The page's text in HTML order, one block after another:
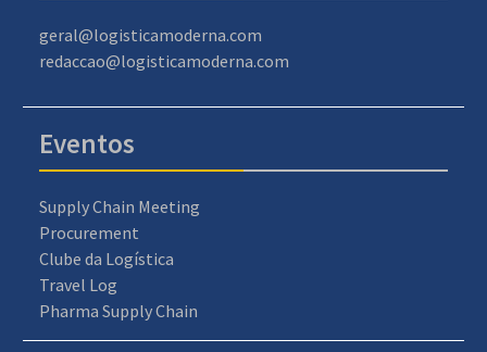
geral@logisticamoderna.com
redaccao@logisticamoderna.com
Eventos
Supply Chain Meeting
Procurement
Clube da Logística
Travel Log
Pharma Supply Chain